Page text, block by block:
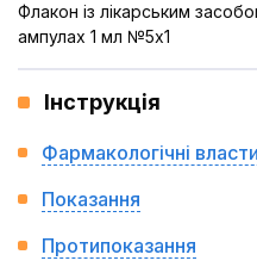
Флакон із лікарським
ампулах 1 мл №5x1
Інструкція
Фармакологічні
Показання
Протипоказання